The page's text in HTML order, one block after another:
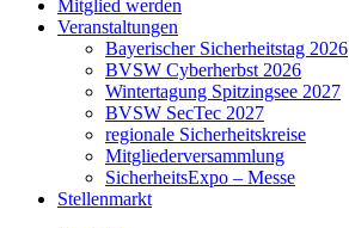
Mitglied werden
Veranstaltungen
Bayerischer Sicherheitstag 2026
BVSW Cyberherbst 2026
Wintertagung Spitzingsee 2027
BVSW SecTec 2027
regionale Sicherheitskreise
Mitgliederversammlung
SicherheitsExpo – Messe
Stellenmarkt